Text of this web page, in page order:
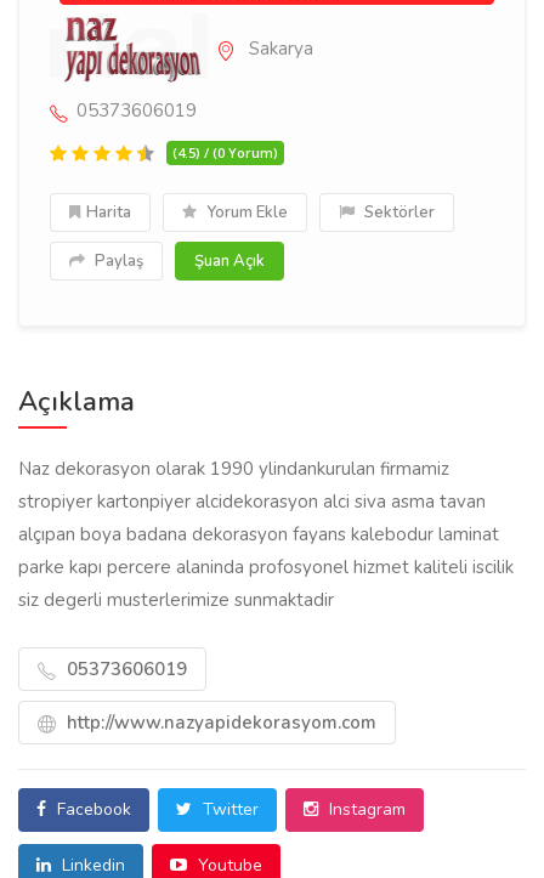
Sakarya
05373606019
(4.5) / (0 Yorum)
Harita Yorum Ekle Sektörler
Paylaş Şuan Açık
Açıklama
Naz dekorasyon olarak 1990 ylindankurulan firmamiz
stropiyer kartonpiyer alcidekorasyon alci siva asma tavan
alçıpan boya badana dekorasyon fayans kalebodur laminat
parke kapı percere alaninda profosyonel hizmet kaliteli iscilik
siz degerli musterlerimize sunmaktadir
05373606019
http://www.nazyapidekorasyom.com
Facebook Twitter Instagram
Linkedin Youtube